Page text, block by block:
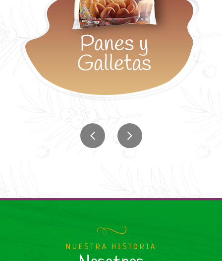
NUESTRA HISTORIA